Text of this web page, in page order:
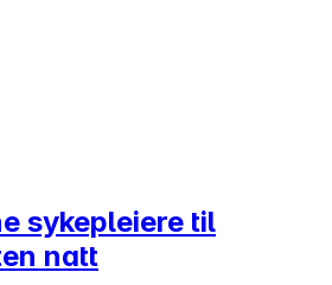
sykepleiere til
natt